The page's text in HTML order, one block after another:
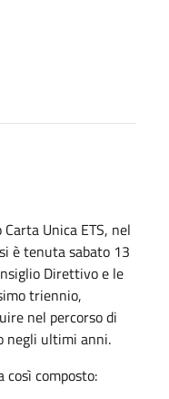
Carta Unica ETS, nel
è tenuta sabato 13
Direttivo e le
triennio,
nel percorso di
negli ultimi anni.
composto: